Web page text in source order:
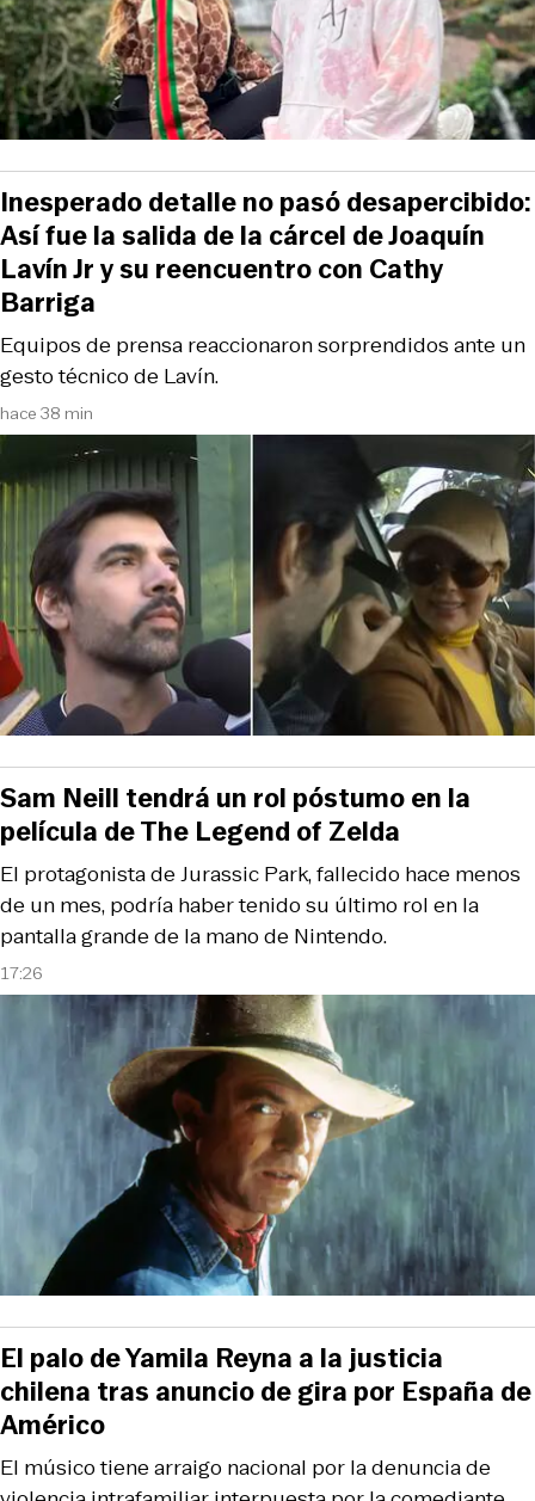
hace 38 min
Equipos de prensa reaccionaron sorprendidos ante un
gesto técnico de Lavín.
Inesperado detalle no pasó desapercibido:
Así fue la salida de la cárcel de Joaquín
Lavín Jr y su reencuentro con Cathy
Barriga
17:26
El protagonista de Jurassic Park, fallecido hace menos
de un mes, podría haber tenido su último rol en la
pantalla grande de la mano de Nintendo.
Sam Neill tendrá un rol póstumo en la
película de The Legend of Zelda
El músico tiene arraigo nacional por la denuncia de
El palo de Yamila Reyna a la justicia
chilena tras anuncio de gira por España de
Américo